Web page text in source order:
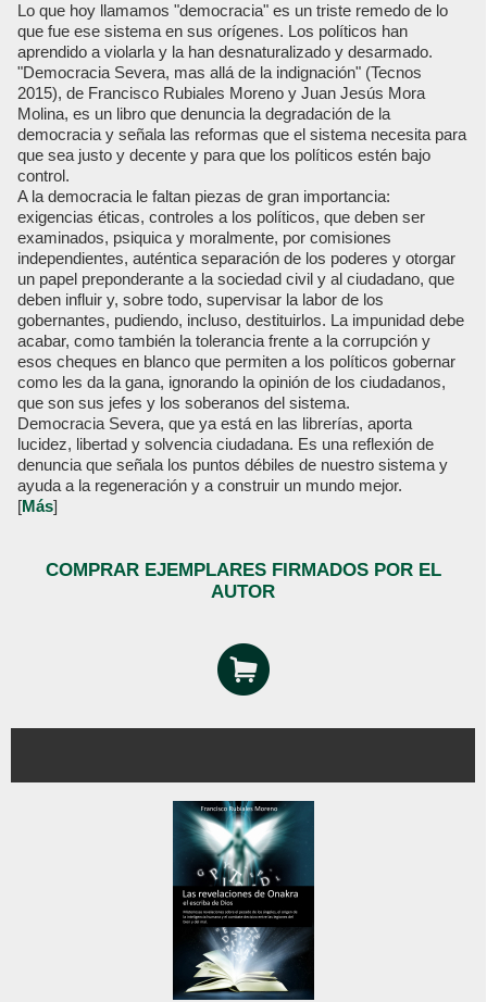
Lo que hoy llamamos "democracia" es un triste remedo de lo
que fue ese sistema en sus orígenes. Los políticos han
aprendido a violarla y la han desnaturalizado y desarmado.
"Democracia Severa, mas allá de la indignación" (Tecnos
2015), de Francisco Rubiales Moreno y Juan Jesús Mora
Molina, es un libro que denuncia la degradación de la
democracia y señala las reformas que el sistema necesita para
que sea justo y decente y para que los políticos estén bajo
control.
A la democracia le faltan piezas de gran importancia:
exigencias éticas, controles a los políticos, que deben ser
examinados, psiquica y moralmente, por comisiones
independientes, auténtica separación de los poderes y otorgar
un papel preponderante a la sociedad civil y al ciudadano, que
deben influir y, sobre todo, supervisar la labor de los
gobernantes, pudiendo, incluso, destituirlos. La impunidad debe
acabar, como también la tolerancia frente a la corrupción y
esos cheques en blanco que permiten a los políticos gobernar
como les da la gana, ignorando la opinión de los ciudadanos,
que son sus jefes y los soberanos del sistema.
Democracia Severa, que ya está en las librerías, aporta
lucidez, libertad y solvencia ciudadana. Es una reflexión de
denuncia que señala los puntos débiles de nuestro sistema y
ayuda a la regeneración y a construir un mundo mejor.
[Más]
COMPRAR EJEMPLARES FIRMADOS POR EL
AUTOR